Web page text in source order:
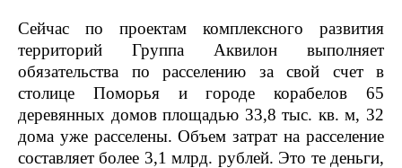
Сейчас по проектам комплексного развития
территорий Группа Аквилон выполняет
обязательства по расселению за свой счет в
столице Поморья и городе корабелов 65
деревянных домов площадью 33,8 тыс. кв. м, 32
дома уже расселены. Объем затрат на расселение
составляет более 3,1 млрд. рублей. Это те деньги,